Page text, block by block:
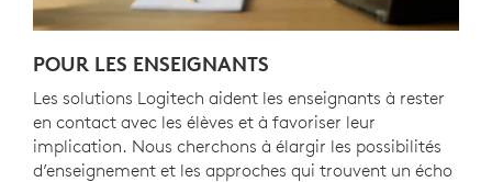
POUR LES ENSEIGNANTS
Les solutions Logitech aident les enseignants à rester
en contact avec les élèves et à favoriser leur
implication. Nous cherchons à élargir les possibilités
d’enseignement et les approches qui trouvent un écho